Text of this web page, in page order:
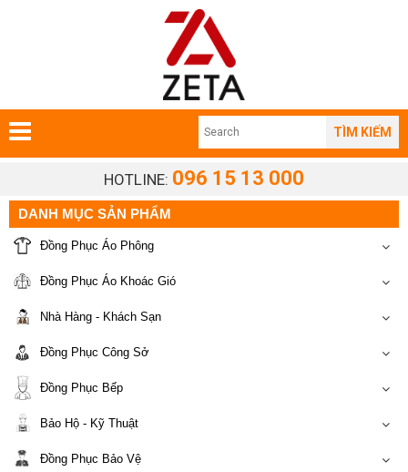
TÌM KIẾM
HOTLINE: 096 15 13 000
DANH MỤC SẢN PHẨM
Đồng Phục Áo Phông
Đồng Phục Áo Khoác Gió
Nhà Hàng - Khách Sạn
Đồng Phục Công Sở
Đồng Phục Bếp
Bảo Hộ - Kỹ Thuật
Đồng Phục Bảo Vệ